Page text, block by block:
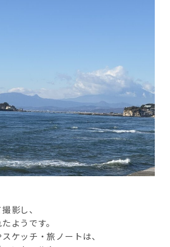
影し、
ようです。
ケッチ・旅ノートは、